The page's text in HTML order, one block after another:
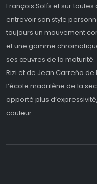
François Solís et sur
entrevoir son style
toujours un mouvement
et une gamme
ses œuvres de la maturité.
Rizi et de Jean Carreño
l’école madrilène de la
apporté plus
couleur.